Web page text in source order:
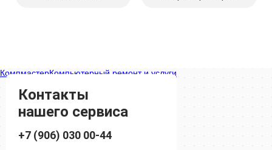
Контакты
нашего сервиса
+7 (906) 030 00-44
Компмастер
Ремонт аудиотехники и видеотехники в Одинцово